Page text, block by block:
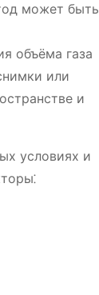
может быть
объёма газа
или
и
условиях и